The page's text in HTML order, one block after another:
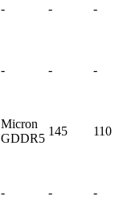
- - -
- - -
Micron
GDDR5
145 110
- - -